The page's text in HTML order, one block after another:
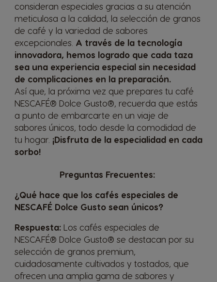
consideran especiales gracias a su atención
meticulosa a la calidad, la selección de granos
de café y la variedad de sabores
excepcionales. A través de la tecnología
innovadora, hemos logrado que cada taza
sea una experiencia especial sin necesidad
de complicaciones en la preparación.
Así que, la próxima vez que prepares tu café
NESCAFÉ® Dolce Gusto®, recuerda que estás
a punto de embarcarte en un viaje de
sabores únicos, todo desde la comodidad de
tu hogar. ¡Disfruta de la especialidad en cada
sorbo!
Preguntas Frecuentes:
¿Qué hace que los cafés especiales de
NESCAFÉ Dolce Gusto sean únicos?
Respuesta: Los cafés especiales de
NESCAFÉ® Dolce Gusto® se destacan por su
selección de granos premium,
cuidadosamente cultivados y tostados, que
ofrecen una amplia gama de sabores y
Panama
Spanish
Paraguay
Peru
Spanish
Philippines
Filipino
Poland
Polish
Portugal
Portuguese
Republic of
Rusia
Russian
Serbia
Serbian
Singapore
Malay
Slovakia